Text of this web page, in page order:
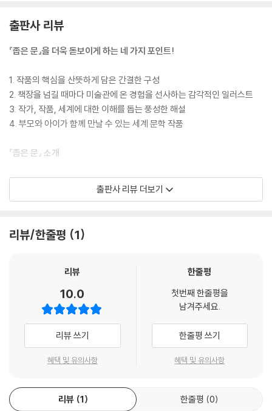
출판사 리뷰
『좁은 문』을 더욱 돋보이게 하는 네 가지 포인트!
1. 작품의 핵심을 산뜻하게 담은 간결한 구성
2. 책장을 넘길 때마다 미술관에 온 경험을 선사하는 감각적인 일러스트
3. 작가, 작품, 세계에 대한 이해를 돕는 풍성한 해설
4. 부모와 아이가 함께 만날 수 있는 세계 문학 작품
『좁은 문』 소개
아버지가 일찍 돌아가신 제롬은 매번 방학을 외삼촌 집에 가서 보냈다.
우수에 찬 알리사에게 매력을 느껴 가던 어느 날 제롱은
그의 일생을 결정지어 버린 사랑은 그렇게 시작되는데…….
순수함과 본능 사이에서 고뇌하는 제롬과 알리사의 비극적인 사랑 이야기
우리는 어떤 삶의 진실을 마주하게 될까?
출판사 리뷰 더보기
리뷰/한줄평 1
리뷰
10.0
리뷰 쓰기
혜택 및 유의사항
한줄평
첫번째 한줄평을
남겨주세요.
한줄평 쓰기
혜택 및 유의사항
리뷰 1 한줄평 0